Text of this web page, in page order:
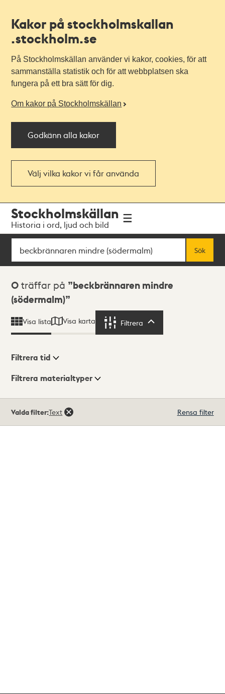
Kakor på stockholmskallan
.stockholm.se
På Stockholmskällan använder vi kakor, cookies, för att
sammanställa statistik och för att webbplatsen ska
fungera på ett bra sätt för dig.
Om kakor på Stockholmskällan
Godkänn alla kakor
Välj vilka kakor vi får använda
navigationen
huvudinnehållet
Stockholmskällan
Historia i ord, ljud och bild
Sök
Sök
Sökresultat
0 träffar på
beckbrännaren mindre
(södermalm)
Visa lista Visa karta Filtrera
Visningsläge
Filtrera tid
Filtrera materialtyper
träffar
Valda filter:Text Rensa filter